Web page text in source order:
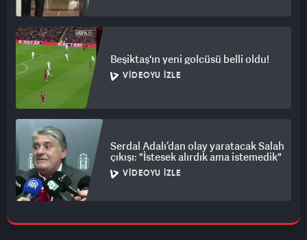
Beşiktaş'ın yeni golcüsü belli oldu!
VIDEOYU İZLE
Serdal Adalı’dan olay yaratacak Salah
çıkışı: "İstesek alırdık ama istemedik"
VIDEOYU İZLE